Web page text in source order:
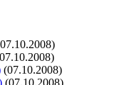
(07.10.2008)
(07.10.2008)